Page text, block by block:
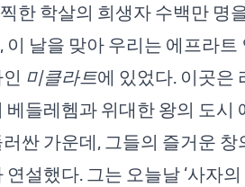
한 학살의 희생자 수백만 명
날을 맞아 우리는 에프라트
미클라트에 있었다. 이곳은
들레헴과 위대한 왕의 도시
싼 가운데, 그들의 즐거운 창
연설했다. 그는 오늘날 ‘사자